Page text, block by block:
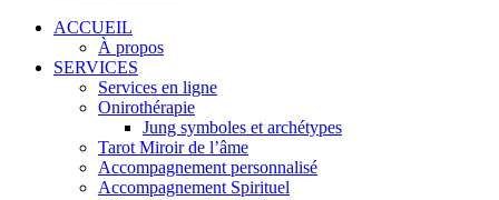
ACCUEIL
À propos
SERVICES
Services en ligne
Onirothérapie
Jung symboles et archétypes
Tarot Miroir de l’âme
Accompagnement personnalisé
Accompagnement Spirituel